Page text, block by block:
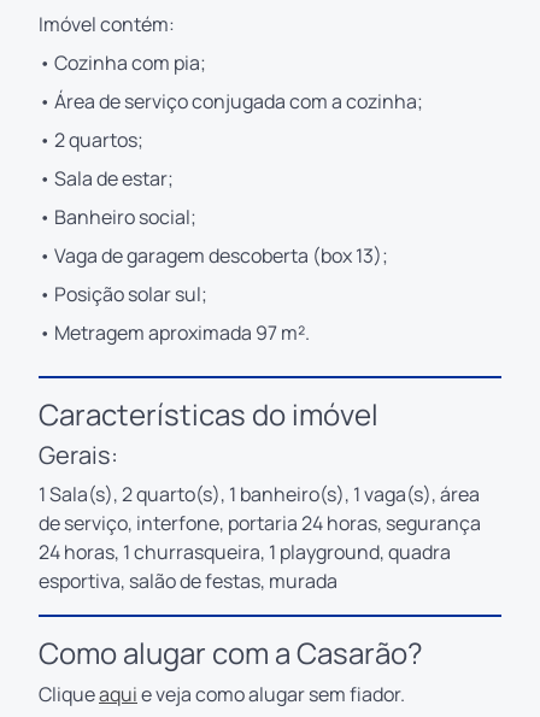
Imóvel contém:
• Cozinha com pia;
• Área de serviço conjugada com a cozinha;
• 2 quartos;
• Sala de estar;
• Banheiro social;
• Vaga de garagem descoberta (box 13);
• Posição solar sul;
• Metragem aproximada 97 m².
Características do imóvel
Gerais:
1 Sala(s), 2 quarto(s), 1 banheiro(s), 1 vaga(s), área
de serviço, interfone, portaria 24 horas, segurança
24 horas, 1 churrasqueira, 1 playground, quadra
esportiva, salão de festas, murada
Como alugar com a Casarão?
Cliqueaquie veja como alugar sem fiador.